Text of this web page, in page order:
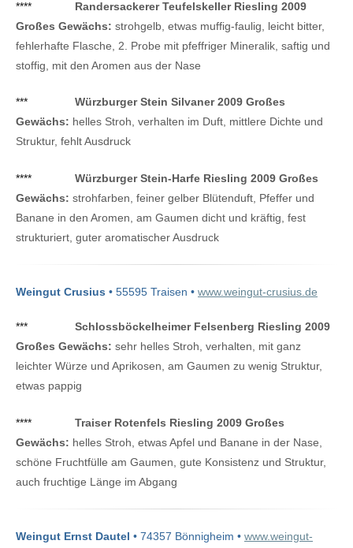
****
Randersackerer Teufelskeller Riesling 2009
Großes Gewächs: strohgelb, etwas muffig-faulig, leicht bitter,
fehlerhafte Flasche, 2. Probe mit pfeffriger Mineralik, saftig und
stoffig, mit den Aromen aus der Nase
***
Würzburger Stein Silvaner 2009 Großes
Gewächs: helles Stroh, verhalten im Duft, mittlere Dichte und
Struktur, fehlt Ausdruck
****
Würzburger Stein-Harfe Riesling 2009 Großes
Gewächs: strohfarben, feiner gelber Blütenduft, Pfeffer und
Banane in den Aromen, am Gaumen dicht und kräftig, fest
strukturiert, guter aromatischer Ausdruck
Weingut Crusius • 55595 Traisen • www.weingut-crusius.de
***
Schlossböckelheimer Felsenberg Riesling 2009
Großes Gewächs: sehr helles Stroh, verhalten, mit ganz
leichter Würze und Aprikosen, am Gaumen zu wenig Struktur,
etwas pappig
****
Traiser Rotenfels Riesling 2009 Großes
Gewächs: helles Stroh, etwas Apfel und Banane in der Nase,
schöne Fruchtfülle am Gaumen, gute Konsistenz und Struktur,
auch fruchtige Länge im Abgang
Weingut Ernst Dautel • 74357 Bönnigheim • www.weingut-